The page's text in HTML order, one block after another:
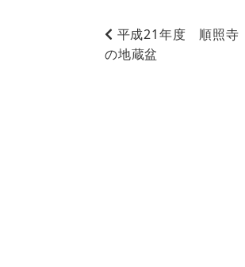
平成21年度 順照寺
の地蔵盆